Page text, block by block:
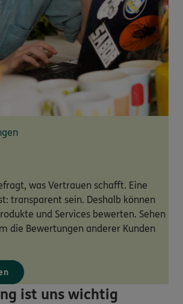
was Vertrauen schafft. Eine
transparent sein. Deshalb können
und Services bewerten. Sehen
die Bewertungen anderer Kunden
ist uns wichtig